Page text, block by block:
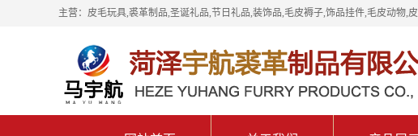
主营：皮毛玩具,裘革制品,圣诞礼品,节日礼品,装饰品,毛皮褥子,饰品挂件,毛皮动物,